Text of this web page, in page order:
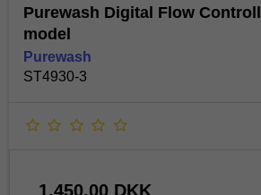
Purewash Digital Flow
model
Purewash
ST4930-3
1.450,00 DKK